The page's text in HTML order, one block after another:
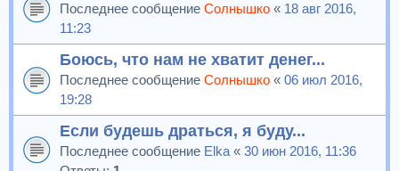
Последнее сообщение Солнышко « 18 авг 2016,
11:23
Боюсь, что нам не хватит денег...
Последнее сообщение Солнышко « 06 июл 2016,
19:28
Если будешь драться, я буду...
Последнее сообщение Elka « 30 июн 2016, 11:36